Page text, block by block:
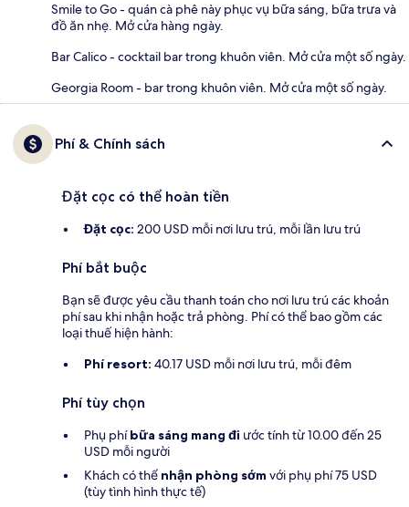
Smile to Go - quán cà phê này phục vụ bữa sáng, bữa trưa và
đồ ăn nhẹ. Mở cửa hàng ngày.
Bar Calico - cocktail bar trong khuôn viên. Mở cửa một số ngày.
Georgia Room - bar trong khuôn viên. Mở cửa một số ngày.
Phí & Chính sách
Đặt cọc có thể hoàn tiền
Đặt cọc: 200 USD mỗi nơi lưu trú, mỗi lần lưu trú
Phí bắt buộc
Bạn sẽ được yêu cầu thanh toán cho nơi lưu trú các khoản
phí sau khi nhận hoặc trả phòng. Phí có thể bao gồm các
loại thuế hiện hành:
Phí resort: 40.17 USD mỗi nơi lưu trú, mỗi đêm
Phí tùy chọn
Phụ phíbữa sáng mang đi ước tính từ 10.00 đến 25
USD mỗi người
Khách có thể nhận phòng sớm với phụ phí 75 USD
(tùy tình hình thực tế)